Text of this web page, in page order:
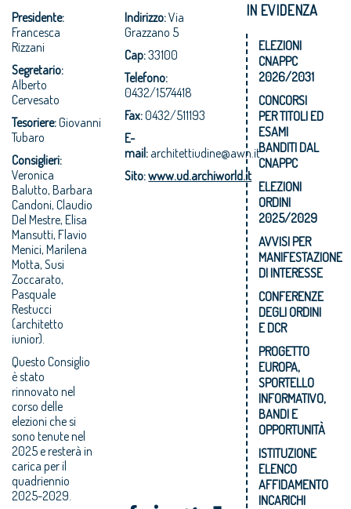
Presidente:
Francesca
Rizzani
Segretario:
Alberto
Cervesato
Tesoriere:Giovanni
Tubaro
Consiglieri:
Veronica
Balutto, Barbara
Candoni, Claudio
Del Mestre, Elisa
Mansutti, Flavio
Menici, Marilena
Motta, Susi
Zoccarato,
Pasquale
Restucci
(architetto
iunior).
Questo Consiglio
è stato
rinnovato nel
corso delle
elezioni che si
sono tenute nel
2025 e resterà in
carica per il
quadriennio
2025-2029.
Indirizzo:Via
Grazzano 5
Cap:33100
Telefono:
0432/1574418
Fax:0432/511193
E-
mail: architettiudine@awn.it
Sito:www.ud.archiworld.it
IN EVIDENZA
ELEZIONI
CNAPPC
2026/2031
CONCORSI
PER TITOLI ED
ESAMI
BANDITI DAL
CNAPPC
ELEZIONI
ORDINI
2025/2029
AVVISI PER
MANIFESTAZIONE
DI INTERESSE
CONFERENZE
DEGLI ORDINI
E DCR
PROGETTO
EUROPA,
SPORTELLO
INFORMATIVO,
BANDI E
OPPORTUNITÀ
ISTITUZIONE
ELENCO
AFFIDAMENTO
INCARICHI